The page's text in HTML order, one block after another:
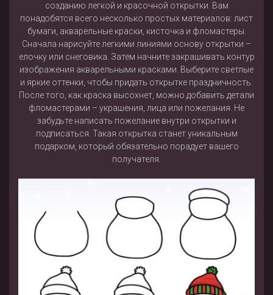
созданию легкой и красочной открытки. Вам
понадобятся всего несколько простых материалов: лист
бумаги, акварельные краски, кисточка и фломастеры.
Сначала нарисуйте легкими линиями основу открытки –
елочку или снеговика. Затем начните закрашивать контур
изображения акварельными красками. Выберите светлые
и яркие оттенки, чтобы придать открытке праздничность.
После того, как краска высохнет, можно добавить детали
фломастерами – украшения, лица или пожелания. Не
забудьте написать пожелание внутри открытки и
подписаться. Такая открытка станет уникальным
подарком, который обязательно порадует вашего
получателя.